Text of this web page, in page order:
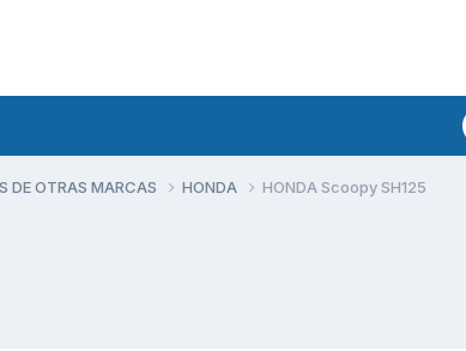
DE OTRAS MARCAS HONDA HONDA Scoopy SH125